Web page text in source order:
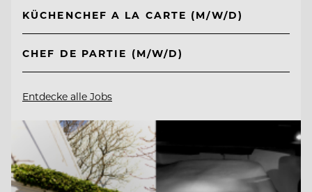
KÜCHENCHEF A LA CARTE (M/W/D)
CHEF DE PARTIE (M/W/D)
Entdecke alle Jobs